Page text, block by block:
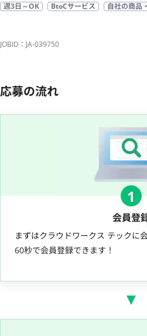
週3日～OK
BtoCサービス 自社の商品
JOBID：JA-039750
応募の流れ
1
会員登
まずはクラウドワークス テックに
60秒で会員登録できます！